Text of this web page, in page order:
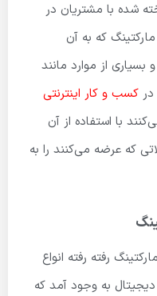
شده با مشتریان در
که به آن
و بسیاری از موارد مانند
کسب و کار اینترنتی
با استفاده از آن
که عرضه می‌کنند را به
رفته رفته انواع
ديجيتال به وجود آمد که